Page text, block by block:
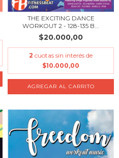
THE EXCITING DANCE
WORKOUT 2 - 128-135 B...
$20.000,00
2 cuotas sin interés de
$10.000,00